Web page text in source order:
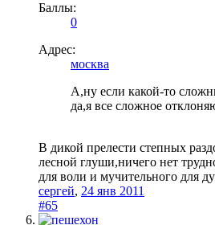
Баллы:
0
Адрес:
москва
А,ну если какой-то
да,я все сложное
В дикой прелести степных
лесной глуши,ничего нет
для воли и мучительного для
сергей, 24 янв 2011
#65